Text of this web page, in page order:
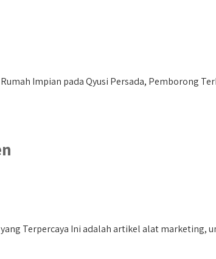
Impian pada Qyusi Persada, Pemborong
Terpercaya Ini adalah artikel alat marketing,